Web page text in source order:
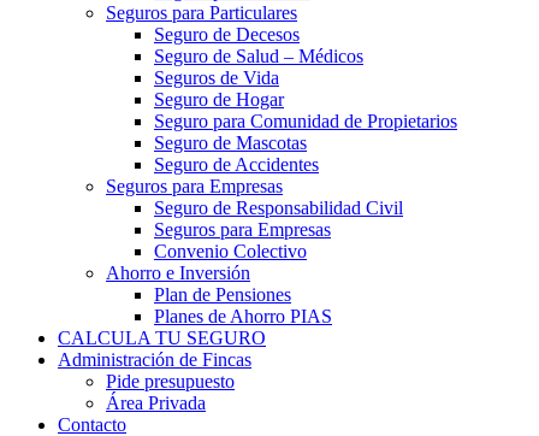
Seguros para Particulares
Seguro de Decesos
Seguro de Salud – Médicos
Seguros de Vida
Seguro de Hogar
Seguro para Comunidad de Propietarios
Seguro de Mascotas
Seguro de Accidentes
Seguros para Empresas
Seguro de Responsabilidad Civil
Seguros para Empresas
Convenio Colectivo
Ahorro e Inversión
Plan de Pensiones
Planes de Ahorro PIAS
CALCULA TU SEGURO
Administración de Fincas
Pide presupuesto
Área Privada
Contacto